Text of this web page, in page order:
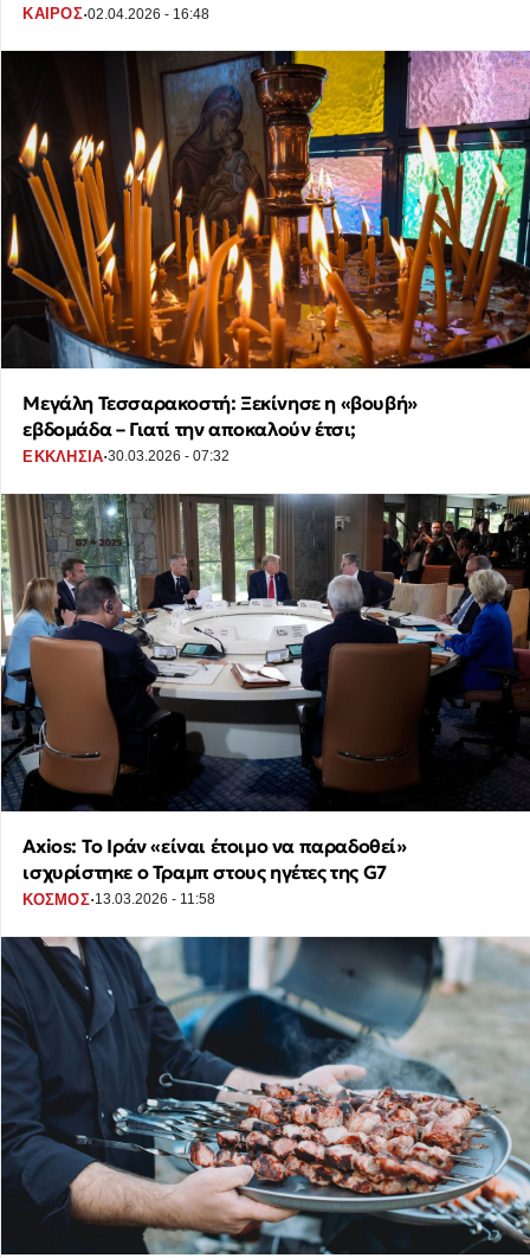
ΚΑΙΡΟΣ·02.04.2026 - 16:48
Μεγάλη Τεσσαρακοστή: Ξεκίνησε η «βουβή»
εβδομάδα – Γιατί την αποκαλούν έτσι;
ΕΚΚΛΗΣΙΑ·30.03.2026 - 07:32
Axios: Tο Ιράν «είναι έτοιμο να παραδοθεί»
ισχυρίστηκε ο Τραμπ στους ηγέτες της G7
ΚΟΣΜΟΣ·13.03.2026 - 11:58